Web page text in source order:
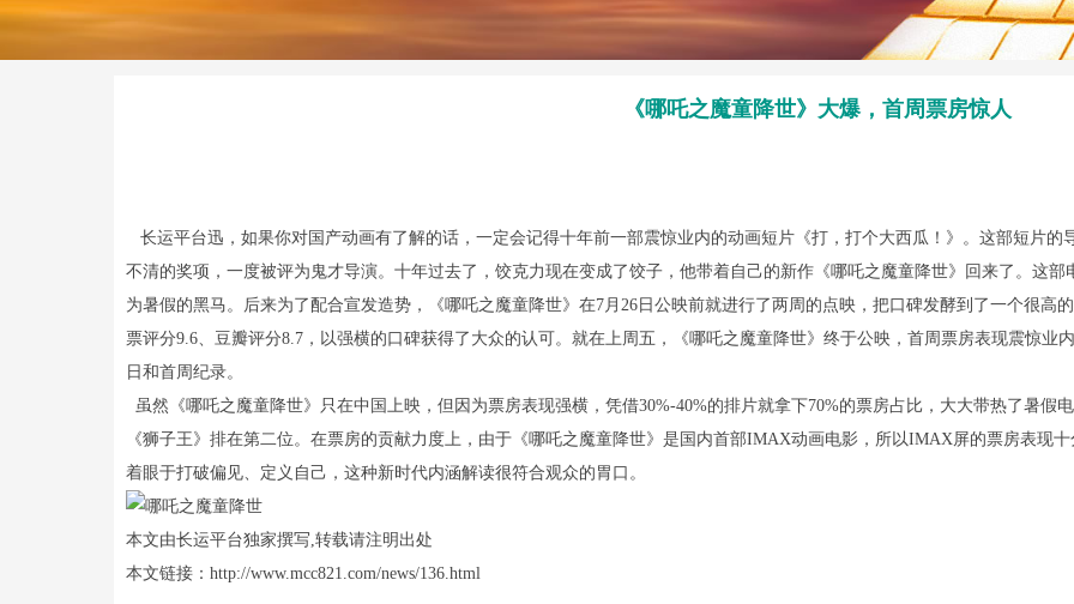
《哪吒之魔童降世》大爆，首周票房惊人
长运平台迅，如果你对国产动画有了解的话，一定会记得十年前一部震惊业内的动画短片《打，打个大西瓜！》。这部短片
不清的奖项，一度被评为鬼才导演。十年过去了，饺克力现在变成了饺子，他带着自己的新作《哪吒之魔童降世》回来了。这
为暑假的黑马。后来为了配合宣发造势，《哪吒之魔童降世》在7月26日公映前就进行了两周的点映，把口碑发酵到了一个很高
票评分9.6、豆瓣评分8.7，以强横的口碑获得了大众的认可。就在上周五，《哪吒之魔童降世》终于公映，首周票房表现震惊业
日和首周纪录。
虽然《哪吒之魔童降世》只在中国上映，但因为票房表现强横，凭借30%-40%的排片就拿下70%的票房占比，大大带热了暑假
《狮子王》排在第二位。在票房的贡献力度上，由于《哪吒之魔童降世》是国内首部IMAX动画电影，所以IMAX屏的票房表现
着眼于打破偏见、定义自己，这种新时代内涵解读很符合观众的胃口。
本文由长运平台独家撰写,转载请注明出处
本文链接：http://www.mcc821.com/news/136.html